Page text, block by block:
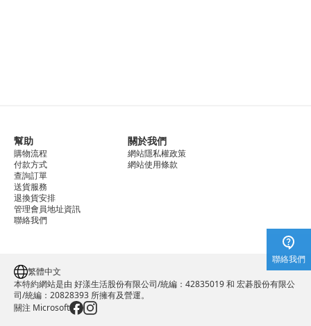
幫助
購物流程
付款方式
查詢訂單
送貨服務
退換貨安排
管理會員地址資訊
聯絡我們
關於我們
網站隱私權政策
網站使用條款
繁體中文
本特約網站是由 好漾生活股份有限公司/統編：42835019 和 宏碁股份有限公
司/統編：20828393 所擁有及營運。
關注 Microsoft
聯絡我們